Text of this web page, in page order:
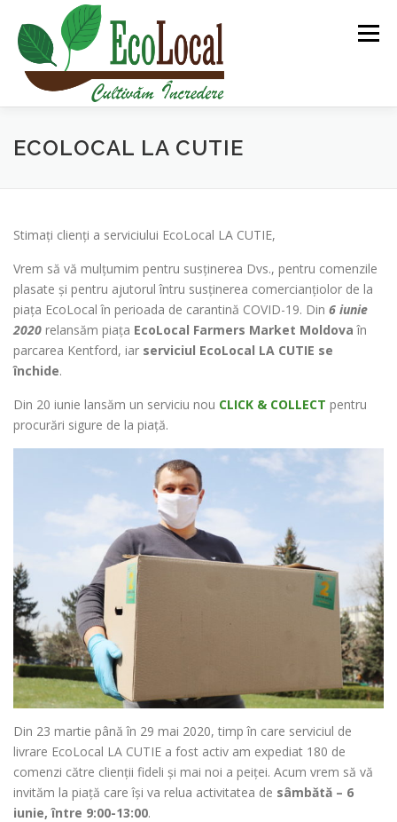
conținut
Meniu
DESPRE NOI BLOG PIAȚA ECOLOCAL
ALTE PROIECTE
ECOLOCAL LA CUTIE
Stimați clienți a serviciului EcoLocal LA CUTIE,
Vrem să vă mulțumim pentru susținerea Dvs., pentru comenzile
plasate și pentru ajutorul întru susținerea comercianțiolor de la
piața EcoLocal în perioada de carantină COVID-19. Din 6 iunie
2020 relansăm piața EcoLocal Farmers Market Moldova în
parcarea Kentford, iar serviciul EcoLocal LA CUTIE se
închide.
Din 20 iunie lansăm un serviciu nou CLICK & COLLECT pentru
procurări sigure de la piață.
Din 23 martie până în 29 mai 2020, timp în care serviciul de
livrare EcoLocal LA CUTIE a fost activ am expediat 180 de
comenzi către clienții fideli și mai noi a peiței. Acum vrem să vă
invităm la piață care își va relua activitatea de sâmbătă – 6
iunie, între 9:00-13:00.